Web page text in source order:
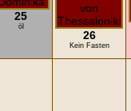
25
öl
26
Kein Fasten